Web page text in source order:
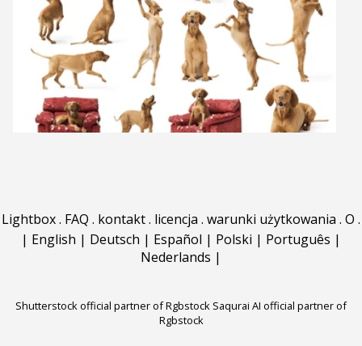
Lightbox. FAQ . kontakt. licencja . warunki użytkowania . O .
| English | Deutsch | Español | Polski | Português |
Nederlands |
Shutterstock official partner of Rgbstock Saqurai AI official partner of
Rgbstock